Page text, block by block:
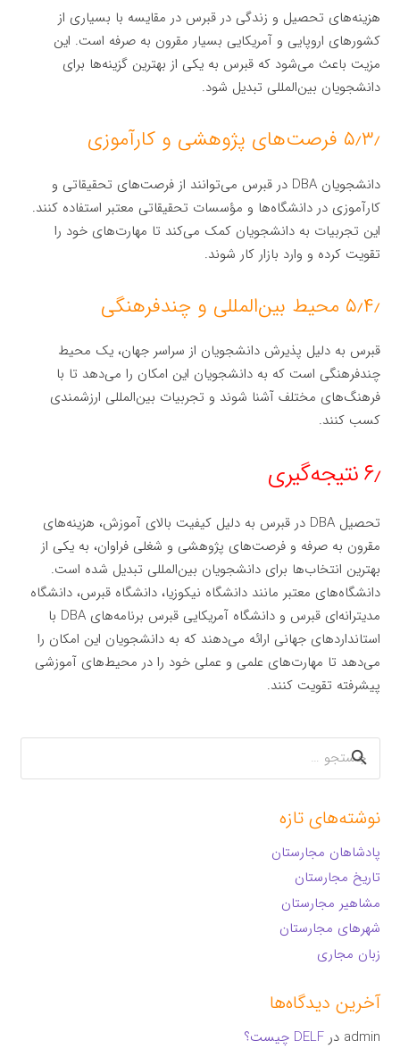
هزینه‌های تحصیل و زندگی در قبرس در مقایسه با بسیاری از
کشورهای اروپایی و آمریکایی بسیار مقرون به صرفه است. این
مزیت باعث می‌شود که قبرس به یکی از بهترین گزینه‌ها برای
دانشجویان بین‌المللی تبدیل شود.
۵٫۳٫ فرصت‌های پژوهشی و کارآموزی
دانشجویان DBA در قبرس می‌توانند از فرصت‌های تحقیقاتی و
کارآموزی در دانشگاه‌ها و مؤسسات تحقیقاتی معتبر استفاده کنند.
این تجربیات به دانشجویان کمک می‌کند تا مهارت‌های خود را
تقویت کرده و وارد بازار کار شوند.
۵٫۴٫ محیط بین‌المللی و چندفرهنگی
قبرس به دلیل پذیرش دانشجویان از سراسر جهان، یک محیط
چندفرهنگی است که به دانشجویان این امکان را می‌دهد تا با
فرهنگ‌های مختلف آشنا شوند و تجربیات بین‌المللی ارزشمندی
کسب کنند.
۶٫ نتیجه‌گیری
تحصیل DBA در قبرس به دلیل کیفیت بالای آموزش، هزینه‌های
مقرون به صرفه و فرصت‌های پژوهشی و شغلی فراوان، به یکی از
بهترین انتخاب‌ها برای دانشجویان بین‌المللی تبدیل شده است.
دانشگاه‌های معتبر مانند دانشگاه نیکوزیا، دانشگاه قبرس، دانشگاه
مدیترانه‌ای قبرس و دانشگاه آمریکایی قبرس برنامه‌های DBA با
استانداردهای جهانی ارائه می‌دهند که به دانشجویان این امکان را
می‌دهد تا مهارت‌های علمی و عملی خود را در محیط‌های آموزشی
پیشرفته تقویت کنند.
جستجو
برای:
نوشته‌های تازه
پادشاهان مجارستان
تاریخ مجارستان
مشاهیر مجارستان
شهرهای مجارستان
زبان مجاری
آخرین دیدگاه‌ها
admin درDELF چیست؟